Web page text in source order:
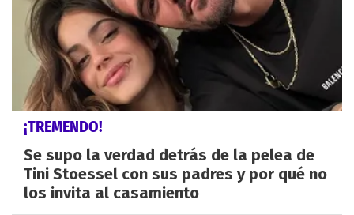
¡TREMENDO!
Se supo la verdad detrás de la pelea de
Tini Stoessel con sus padres y por qué no
los invita al casamiento